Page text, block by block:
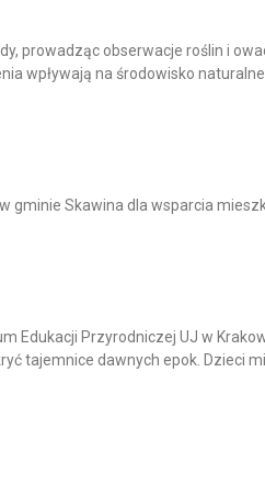
prowadząc obserwacje roślin i
wpływają na środowisko
gminie Skawina dla wsparcia
Edukacji Przyrodniczej UJ w
tajemnice dawnych epok. Dzieci